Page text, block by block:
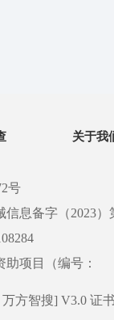
关于我
号
息备字（2023）
项目（编号：
方智搜] V3.0 证